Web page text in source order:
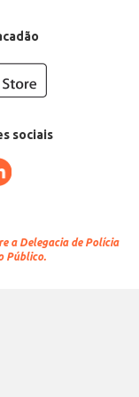
sociais
a Delegacia de Polícia
Público.